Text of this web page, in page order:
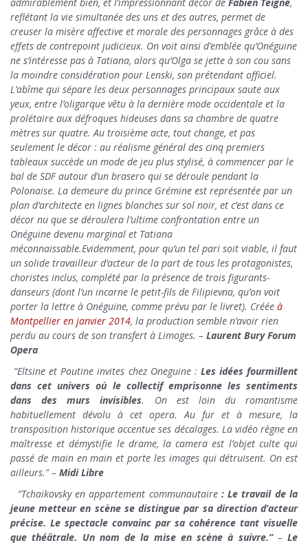
reflétant la vie simultanée des uns et des autres, permet de
creuser la misère affective et morale des personnages grâce à des
effets de contrepoint judicieux. On voit ainsi d’emblée qu’Onéguine
ne s’intéresse pas à Tatiana, alors qu’Olga se jette à son cou sans
la moindre considération pour Lenski, son prétendant officiel.
L’abîme qui sépare les deux personnages principaux saute aux
yeux, entre l’oligarque vêtu à la dernière mode occidentale et la
prolétaire aux défroques hideuses dans sa chambre de quatre
mètres sur quatre. Au troisième acte, tout change, et pas
seulement le décor : au réalisme général des cinq premiers
tableaux succède un mode de jeu plus stylisé, à commencer par le
bal de SDF autour d’un brasero qui se déroule pendant la
Polonaise. La demeure du prince Grémine est représentée par un
plan d’architecte en lignes blanches sur sol noir, et c’est dans ce
décor nu que se déroulera l’ultime confrontation entre un
Onéguine devenu marginal et Tatiana
méconnaissable.Evidemment, pour qu’un tel pari soit viable, il faut
un solide travailleur d’acteur de la part de tous les protagonistes,
choristes inclus, complété par la présence de trois figurants-
danseurs (dont l’un incarne le petit-fils de Filipievna, qu’on voit
porter la lettre à Onéguine, comme prévu par le livret). Créée à
Montpellier en janvier 2014, la production semble n’avoir rien
perdu au cours de son transfert à Limoges. – Laurent Bury Forum
Opera
“Eltsine et Poutine invites chez Oneguine : Les idées fourmillent
dans cet univers où le collectif emprisonne les sentiments
dans des murs invisibles. On est loin du romantisme
habituellement dévolu à cet opera. Au fur et à mesure, la
transposition historique accentue ses décalages. La vidéo règne en
maîtresse et démystifie le drame, la camera est l’objet culte qui
passé de main en main et porte les images qui détruisent. On est
ailleurs.” – Midi Libre
“Tchaikovsky en appartement communautaire : Le travail de la
jeune metteur en scène se distingue par sa direction d’acteur
précise. Le spectacle convainc par sa cohérence tant visuelle
que théâtrale. Un nom de la mise en scène à suivre.”– Le